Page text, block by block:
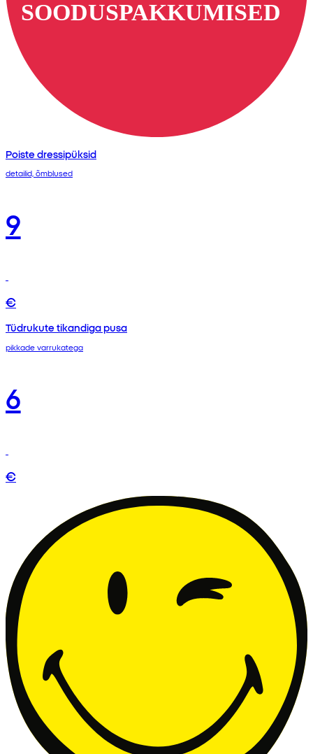
Poiste dressipüksid
detailid, õmblused
9
€
Tüdrukute tikandiga pusa
pikkade varrukatega
6
€